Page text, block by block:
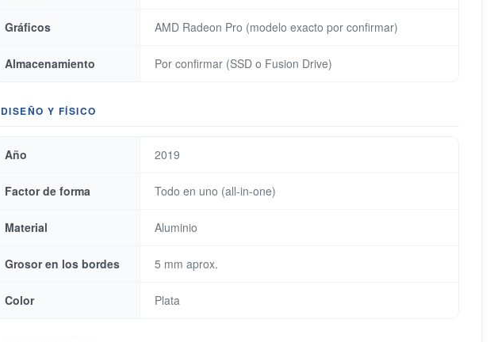
Gráficos AMD Radeon Pro (modelo exacto por confirmar)
Almacenamiento Por confirmar (SSD o Fusion Drive)
DISEÑO Y FÍSICO
Año 2019
Factor de forma Todo en uno (all-in-one)
Material Aluminio
Grosor en los bordes 5 mm aprox.
Color Plata